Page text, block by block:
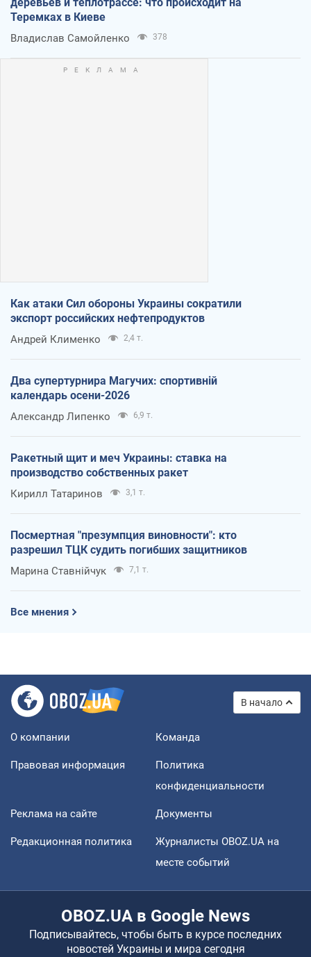
Теремках в Киеве
Владислав Самойленко 378
Как атаки Сил обороны Украины сократили
экспорт российских нефтепродуктов
Андрей Клименко 2,4 т.
Два супертурнира Магучих: спортивній
календарь осени-2026
Александр Липенко 6,9 т.
Ракетный щит и меч Украины: ставка на
производство собственных ракет
Кирилл Татаринов 3,1 т.
Посмертная "презумпция виновности": кто
разрешил ТЦК судить погибших защитников
Марина Ставнійчук 7,1 т.
Все мнения
В начало
О компании Команда
Правовая информация
Политика
конфиденциальности
Реклама на сайте Документы
Редакционная политика
Журналисты OBOZ.UA на
месте событий
OBOZ.UA в Google News
Подписывайтесь, чтобы быть в курсе последних
новостей Украины и мира сегодня